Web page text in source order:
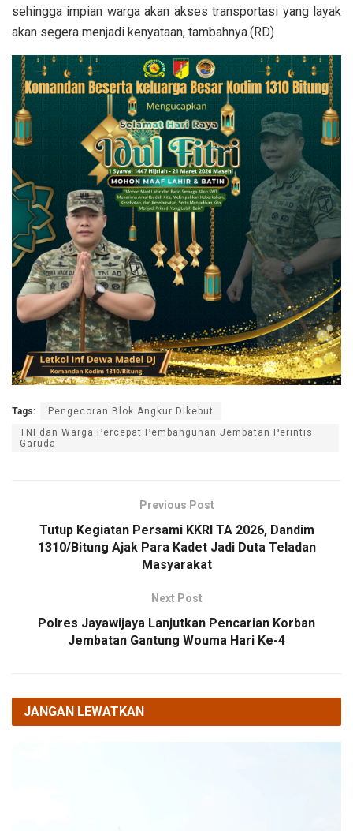
sehingga impian warga akan akses transportasi yang layak
akan segera menjadi kenyataan, tambahnya.(RD)
Tags:
Pengecoran Blok Angkur Dikebut
TNI dan Warga Percepat Pembangunan Jembatan Perintis
Garuda
Previous Post
Tutup Kegiatan Persami KKRI TA 2026, Dandim
1310/Bitung Ajak Para Kadet Jadi Duta Teladan
Masyarakat
Next Post
Polres Jayawijaya Lanjutkan Pencarian Korban
Jembatan Gantung Wouma Hari Ke-4
JANGAN LEWATKAN